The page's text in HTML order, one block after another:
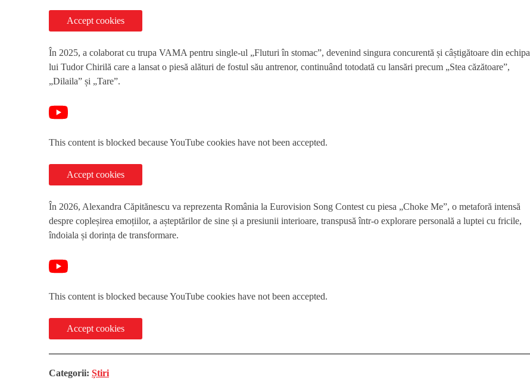
Accept cookies
În 2025, a colaborat cu trupa VAMA pentru single-ul „Fluturi în stomac”, devenind singura concurentă și câștigătoare din echipa
lui Tudor Chirilă care a lansat o piesă alături de fostul său antrenor, continuând totodată cu lansări precum „Stea căzătoare”,
„Dilaila” și „Tare”.
This content is blocked because YouTube cookies have not been accepted.
Accept cookies
În 2026, Alexandra Căpitănescu va reprezenta România la Eurovision Song Contest cu piesa „Choke Me”, o metaforă intensă
despre copleșirea emoțiilor, a așteptărilor de sine și a presiunii interioare, transpusă într-o explorare personală a luptei cu fricile,
îndoiala și dorința de transformare.
This content is blocked because YouTube cookies have not been accepted.
Accept cookies
Categorii: Știri